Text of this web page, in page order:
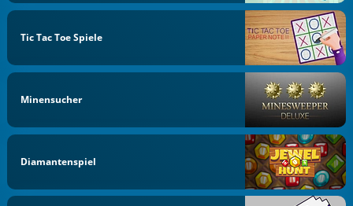
Tic Tac Toe Spiele
Minensucher
Diamantenspiel